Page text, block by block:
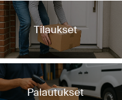
Tilaukset
Palautukset